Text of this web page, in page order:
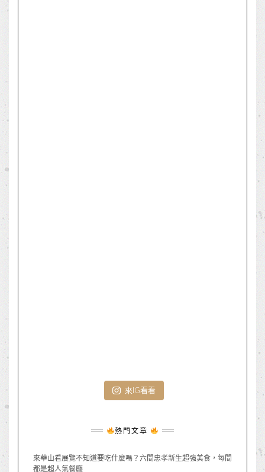
來IG看看
熱門文章
來華山看展覽不知道要吃什麼嗎？六間忠孝新生超強美食，每間
都是超人氣餐廳